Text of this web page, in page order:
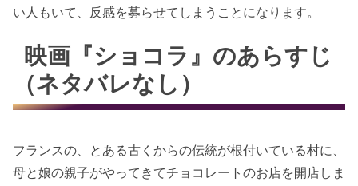
い人もいて、反感を募らせてしまうことになります。
映画『ショコラ』のあらすじ
（ネタバレなし）
フランスの、とある古くからの伝統が根付いている村に、
母と娘の親子がやってきてチョコレートのお店を開店しま